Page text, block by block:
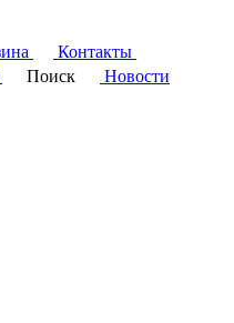
Контакты
Поиск
Новости